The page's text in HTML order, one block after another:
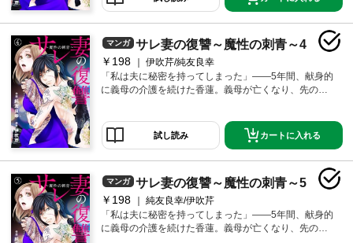
終わった途端に捨てるとか外聞が悪すぎるだろ」そう
だ香蓮を捨てて若く綺麗な女を選ぼうとしていた。自
暴自棄になった香蓮は飛び降り自殺を図るが、とある
男に止められる。その男は彫師を名乗り、その脇腹に
は「香蓮」の名前と同じ美しい蓮の花のタトゥーが彫
られていた……。「旦那を地獄に堕としてやれよ…ど
マンガ サレ妻の復讐～魔性の刺青～4
￥198
伊吹芹/純友良幸
「私は夫に秘密を持ってしまった」――5年間、献身的
に義母の介護を続けた香蓮。義母が亡くなり、先の見
わってからでないと、古風で献身的な嫁の鑑を介護が
終わった途端に捨てるとか外聞が悪すぎるだろ」そう
だ香蓮を捨てて若く綺麗な女を選ぼうとしていた。自
暴自棄になった香蓮は飛び降り自殺を図るが、とある
男に止められる。その男は彫師を名乗り、その脇腹に
は「香蓮」の名前と同じ美しい蓮の花のタトゥーが彫
られていた……。「旦那を地獄に堕としてやれよ…ど
試し読み カートに入れる
マンガ サレ妻の復讐～魔性の刺青～5
￥198
純友良幸/伊吹芹
「私は夫に秘密を持ってしまった」――5年間、献身的
に義母の介護を続けた香蓮。義母が亡くなり、先の見